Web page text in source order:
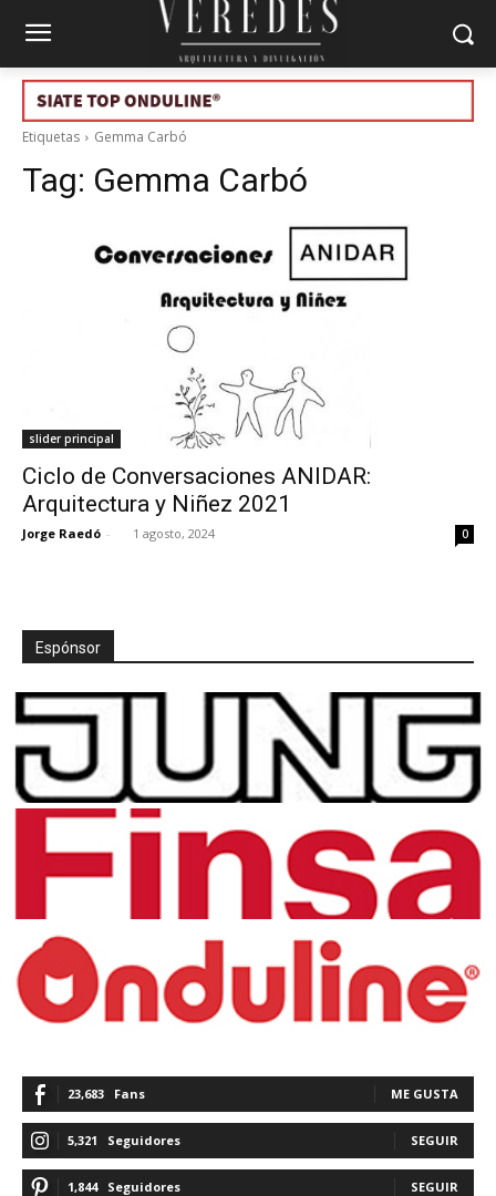
Etiquetas Gemma Carbó
Tag: Gemma Carbó
slider principal
Ciclo de Conversaciones ANIDAR:
Arquitectura y Niñez 2021
Jorge Raedó - 1 agosto, 2024 0
Espónsor
23,683 Fans ME GUSTA
5,321 Seguidores SEGUIR
1,844 Seguidores SEGUIR